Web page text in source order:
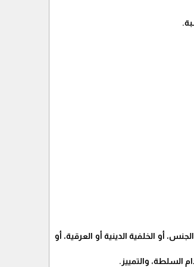
أو الخلفية الدينية أو العرقية، أو
السلطة، والتمييز.